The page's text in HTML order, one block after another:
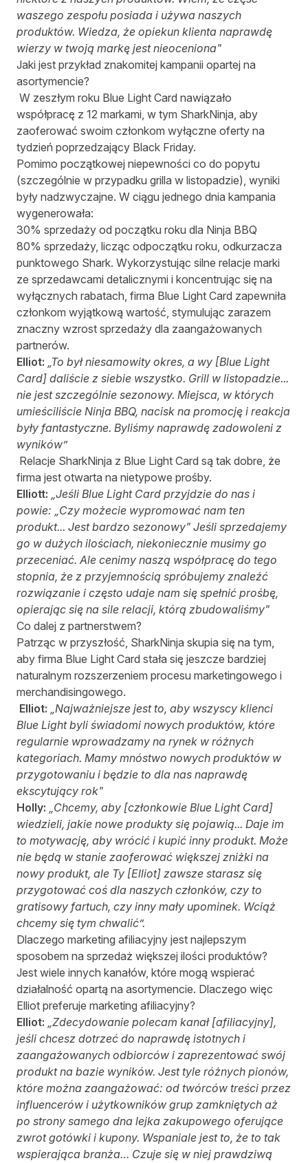
waszego zespołu posiada i używa naszych
produktów. Wiedza, że opiekun klienta naprawdę
wierzy w twoją markę jest nieoceniona"
Jaki jest przykład znakomitej kampanii opartej na
asortymencie?
W zeszłym roku Blue Light Card nawiązało
współpracę z 12 markami, w tym SharkNinja, aby
zaoferować swoim członkom wyłączne oferty na
tydzień poprzedzający Black Friday.
Pomimo początkowej niepewności co do popytu
(szczególnie w przypadku grilla w listopadzie), wyniki
były nadzwyczajne. W ciągu jednego dnia kampania
wygenerowała:
30% sprzedaży od początku roku dla Ninja BBQ
80% sprzedaży, licząc odpoczątku roku, odkurzacza
punktowego Shark. Wykorzystując silne relacje marki
ze sprzedawcami detalicznymi i koncentrując się na
wyłącznych rabatach, firma Blue Light Card zapewniła
członkom wyjątkową wartość, stymulując zarazem
znaczny wzrost sprzedaży dla zaangażowanych
partnerów.
Elliot: „To był niesamowity okres, a wy [Blue Light
Card] daliście z siebie wszystko. Grill w listopadzie...
nie jest szczególnie sezonowy. Miejsca, w których
umieściliście Ninja BBQ, nacisk na promocję i reakcja
były fantastyczne. Byliśmy naprawdę zadowoleni z
wyników”
Relacje SharkNinja z Blue Light Card są tak dobre, że
firma jest otwarta na nietypowe prośby.
Elliott: „Jeśli Blue Light Card przyjdzie do nas i
powie: „Czy możecie wypromować nam ten
produkt... Jest bardzo sezonowy" Jeśli sprzedajemy
go w dużych ilościach, niekoniecznie musimy go
przeceniać. Ale cenimy naszą współpracę do tego
stopnia, że z przyjemnością spróbujemy znaleźć
rozwiązanie i często udaje nam się spełnić prośbę,
opierając się na sile relacji, którą zbudowaliśmy"
Co dalej z partnerstwem?
Patrząc w przyszłość, SharkNinja skupia się na tym,
aby firma Blue Light Card stała się jeszcze bardziej
naturalnym rozszerzeniem procesu marketingowego i
merchandisingowego.
Elliot: „Najważniejsze jest to, aby wszyscy klienci
Blue Light byli świadomi nowych produktów, które
regularnie wprowadzamy na rynek w różnych
kategoriach. Mamy mnóstwo nowych produktów w
przygotowaniu i będzie to dla nas naprawdę
ekscytujący rok"
Holly: „Chcemy, aby [członkowie Blue Light Card]
wiedzieli, jakie nowe produkty się pojawią... Daje im
to motywację, aby wrócić i kupić inny produkt. Może
nie będą w stanie zaoferować większej zniżki na
nowy produkt, ale Ty [Elliot] zawsze starasz się
przygotować coś dla naszych członków, czy to
gratisowy fartuch, czy inny mały upominek. Wciąż
chcemy się tym chwalić”.
Dlaczego marketing afiliacyjny jest najlepszym
sposobem na sprzedaż większej ilości produktów?
Jest wiele innych kanałów, które mogą wspierać
działalność opartą na asortymencie. Dlaczego więc
Elliot preferuje marketing afiliacyjny?
Elliot: „Zdecydowanie polecam kanał [afiliacyjny],
jeśli chcesz dotrzeć do naprawdę istotnych i
zaangażowanych odbiorców i zaprezentować swój
produkt na bazie wyników. Jest tyle różnych pionów,
które można zaangażować: od twórców treści przez
influencerów i użytkowników grup zamkniętych aż
po strony samego dna lejka zakupowego oferujące
zwrot gotówki i kupony. Wspaniale jest to, że to tak
wspierająca branża… Czuje się w niej prawdziwą